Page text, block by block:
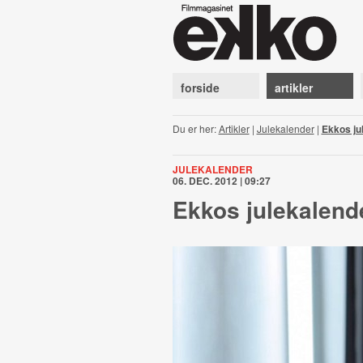
forside artikler
Du er her:Artikler| Julekalender| Ekkos
JULEKALENDER
06. DEC. 2012 | 09:27
Ekkos